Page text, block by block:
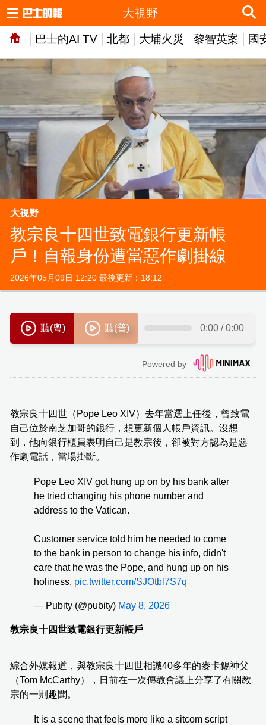
巴士的AI TV 北都 大埔火災 黎智英案 國
大視野
大視野
教宗良十四世致電銀行更新帳
戶！自報身份遭當惡作劇掛線
2026年05月09日 12:20 最後更新：18:12
教宗良十四世（Pope Leo XIV）去年當選上任後，曾致電
自己位於南芝加哥的銀行，想更新個人帳戶資訊。沒想
到，他向銀行櫃員表明自己是教宗後，卻被對方認為是惡
作劇電話，當場掛斷。
Pope Leo XIV got hung up on by his bank after
he tried changing his phone number and
address to the Vatican.
Customer service told him he needed to come
to the bank in person to change his info, didn't
care that he was the Pope, and hung up on his
holiness. pic.twitter.com/SJOtbl7S7q
— Pubity (@pubity) May 8, 2026
教宗良十四世致電銀行更新帳戶
綜合外媒報道，與教宗良十四世相識40多年的麥卡錫神父
（Tom McCarthy），日前在一次傳教會議上分享了有關教
宗的一則趣聞。
It is a scene that feels more like a sitcom script